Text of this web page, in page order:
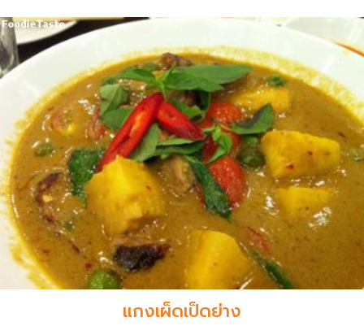
แกงเผ็ดเป็ดย่าง